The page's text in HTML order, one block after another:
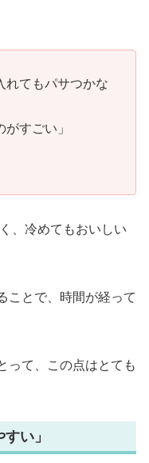
れてもパサつかな
すごい」
、冷めてもおいしい
ことで、時間が経って
って、この点はとても
い」